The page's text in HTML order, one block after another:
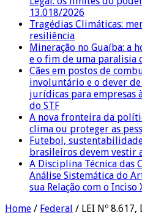
13.018/2026
Tragédias Climáticas:
resiliência
Mineração no Guaíba: a
e o fim de uma paralisia
Cães em postos de
involuntário e o dever
jurídicas para empresas
do STF
A nova fronteira da
clima ou proteger as
Futebol,
brasileiros devem vestir
A Disciplina Técnica das
Análise Sistemática do
sua Relação com o
Home / Federal / LEI Nº 8.617,